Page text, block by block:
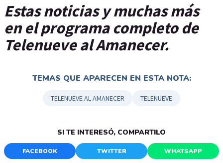
Estas noticias y muchas más
en el programa completo de
Telenueve al Amanecer.
TEMAS QUE APARECEN EN ESTA NOTA:
TELENUEVE AL AMANECER TELENUEVE
SI TE INTERESÓ, COMPARTILO
FACEBOOK TWITTER WHATSAPP